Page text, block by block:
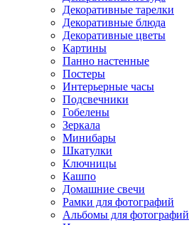
Декоративные тарелки
Декоративные блюда
Декоративные цветы
Картины
Панно настенные
Постеры
Интерьерные часы
Подсвечники
Гобелены
Зеркала
Минибары
Шкатулки
Ключницы
Кашпо
Домашние свечи
Рамки для фотографий
Альбомы для фотографий